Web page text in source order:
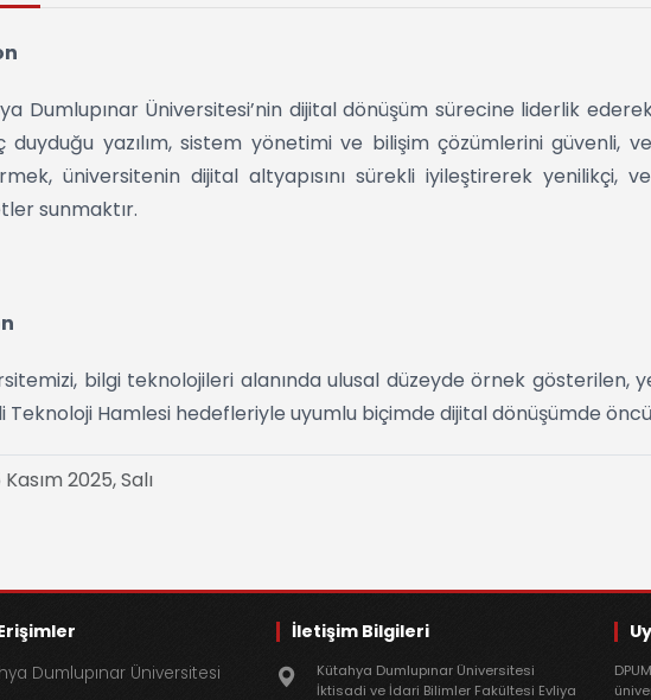
Dumlupınar Üniversitesi’nin dijital dönüşüm sürecine liderlik
duyduğu yazılım, sistem yönetimi ve bilişim çözümlerini güvenli,
üniversitenin dijital altyapısını sürekli iyileştirerek yenilikçi,
sunmaktır.
bilgi teknolojileri alanında ulusal düzeyde örnek gösterilen,
Teknoloji Hamlesi hedefleriyle uyumlu biçimde dijital dönüşümde
2025, Salı
Erişimler
Dumlupınar Üniversitesi
İletişim Bilgileri
Kütahya Dumlupınar Üniversitesi
İktisadi ve İdari Bilimler Fakültesi Evliya